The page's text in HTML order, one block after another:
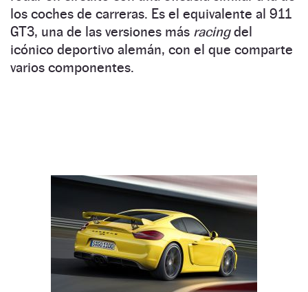
los coches de carreras. Es el equivalente al 911
GT3, una de las versiones más racingdel
icónico deportivo alemán, con el que comparte
varios componentes.